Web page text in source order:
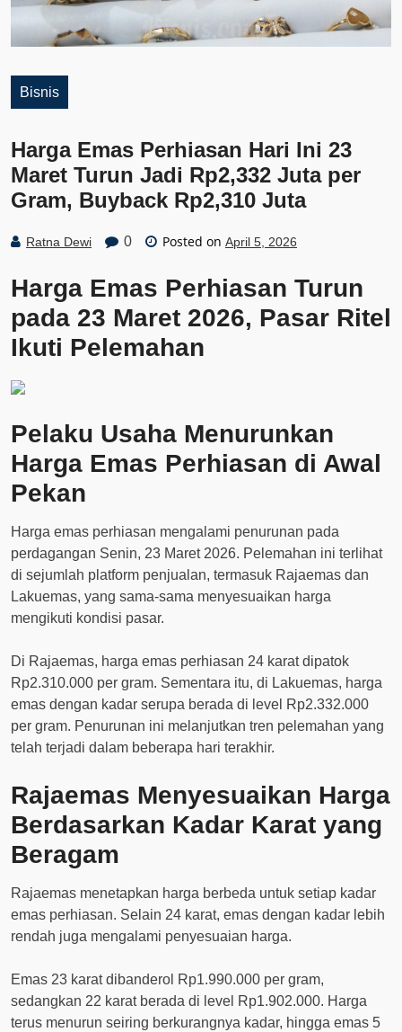
Bisnis
Harga Emas Perhiasan Hari Ini 23
Maret Turun Jadi Rp2,332 Juta per
Gram, Buyback Rp2,310 Juta
Ratna Dewi 0 Posted on April 5, 2026
Harga Emas Perhiasan Turun
pada 23 Maret 2026, Pasar Ritel
Ikuti Pelemahan
Pelaku Usaha Menurunkan
Harga Emas Perhiasan di Awal
Pekan
Harga emas perhiasan mengalami penurunan pada
perdagangan Senin, 23 Maret 2026. Pelemahan ini terlihat
di sejumlah platform penjualan, termasuk Rajaemas dan
Lakuemas, yang sama-sama menyesuaikan harga
mengikuti kondisi pasar.
Di Rajaemas, harga emas perhiasan 24 karat dipatok
Rp2.310.000 per gram. Sementara itu, di Lakuemas, harga
emas dengan kadar serupa berada di level Rp2.332.000
per gram. Penurunan ini melanjutkan tren pelemahan yang
telah terjadi dalam beberapa hari terakhir.
Rajaemas Menyesuaikan Harga
Berdasarkan Kadar Karat yang
Beragam
Rajaemas menetapkan harga berbeda untuk setiap kadar
emas perhiasan. Selain 24 karat, emas dengan kadar lebih
rendah juga mengalami penyesuaian harga.
Emas 23 karat dibanderol Rp1.990.000 per gram,
sedangkan 22 karat berada di level Rp1.902.000. Harga
terus menurun seiring berkurangnya kadar, hingga emas 5